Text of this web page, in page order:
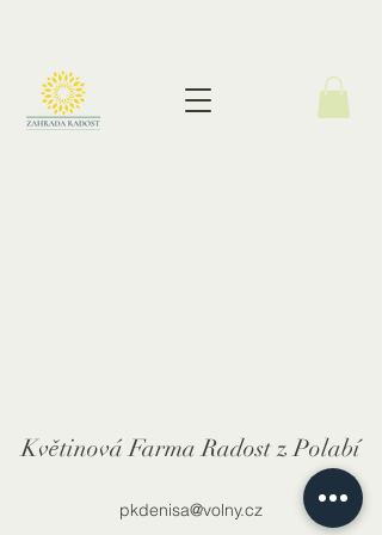
Květinová Farma Radost z Polabí
pkdenisa@volny.cz